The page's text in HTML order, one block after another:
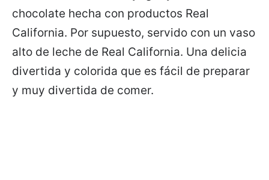
chocolate hecha con productos Real
California. Por supuesto, servido con un vaso
alto de leche de Real California. Una delicia
divertida y colorida que es fácil de preparar
y muy divertida de comer.